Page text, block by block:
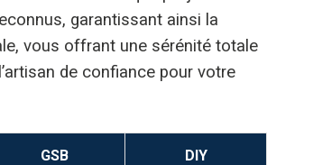
garantissant ainsi la
vous offrant une sérénité totale
de confiance pour votre
GSB DIY